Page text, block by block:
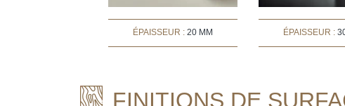
ÉPAISSEUR : 20 MM ÉPAISSEUR :
FINITIONS DE